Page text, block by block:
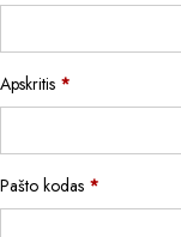
Apskritis *
Pašto kodas *